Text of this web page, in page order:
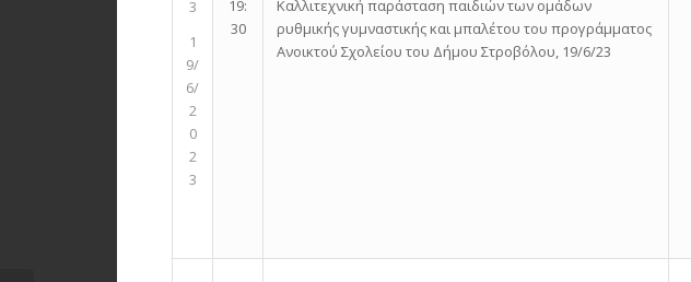
3
1
9/
6/
2
0
2
3
19:
30
Καλλιτεχνική παράσταση παιδιών των ομάδων
ρυθμικής γυμναστικής και μπαλέτου του προγράμματος
Ανοικτού Σχολείου του Δήμου Στροβόλου, 19/6/23